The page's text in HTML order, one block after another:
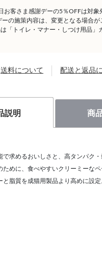
お客さま感謝デーの5％OFFは対象
の施策内容は、変更となる場合が
「トイレ・マナー・しつけ用品」
送料について 配送と返品
説明 商
で求めるおいしさと、高タンパク
ために、食べやすいクリーミーな
と脂質を成猫用製品より高めに設定